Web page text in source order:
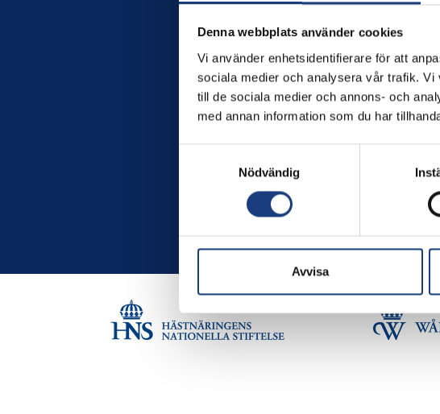
Denna webbplats använder cookies
Vi använder enhetsidentifierare för att
sociala medier och analysera vår trafik. Vi
till de sociala medier och annons- och
med annan information som du har
Nödvändig
Avvisa